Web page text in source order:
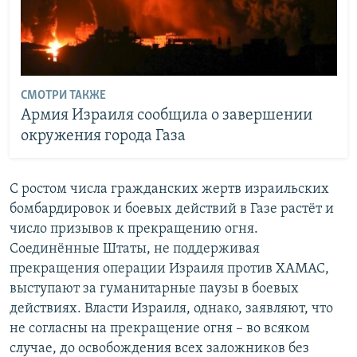
СМОТРИ ТАКЖЕ
Армия Израиля сообщила о завершении
окружения города Газа
С ростом числа гражданских жертв израильских
бомбардировок и боевых действий в Газе растёт и
число призывов к прекращению огня.
Соединённые Штаты, не поддерживая
прекращения операции Израиля против ХАМАС,
выступают за гуманитарные паузы в боевых
действиях. Власти Израиля, однако, заявляют, что
не согласны на прекращение огня – во всяком
случае, до освобождения всех заложников без